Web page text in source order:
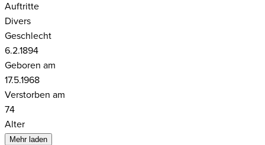
Auftritte
Divers
Geschlecht
6.2.1894
Geboren am
17.5.1968
Verstorben am
74
Alter
Mehr laden